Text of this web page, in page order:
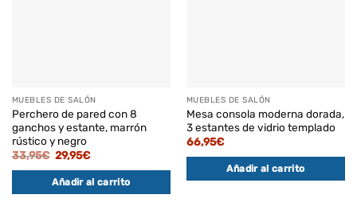
MUEBLES DE SALÓN
Perchero de pared con 8
ganchos y estante, marrón
rústico y negro
33,95€ El
original
era:
33,95€.
29,95€El
actual
es:
29,95€.
Añadir al carrito
MUEBLES DE SALÓN
Mesa consola moderna dorada,
3 estantes de vidrio templado
66,95€
Añadir al carrito